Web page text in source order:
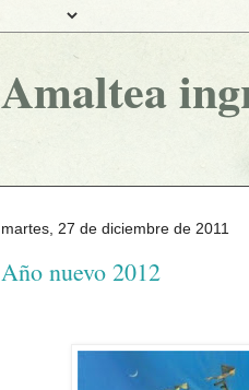
Amaltea
martes, 27 de diciembre de 2011
Año nuevo 2012